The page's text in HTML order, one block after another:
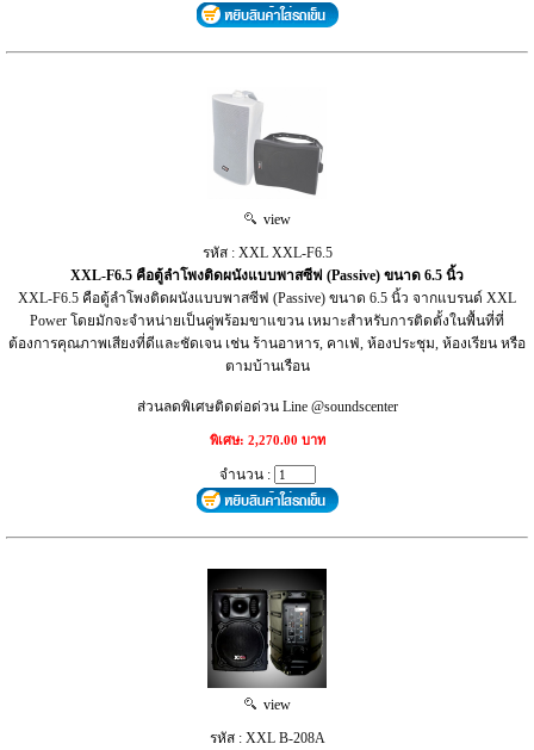
view
รหัส : XXL XXL-F6.5
XXL-F6.5 คือตู้ลำโพงติดผนังแบบพาสซีฟ (Passive) ขนาด 6.5 นิ้ว
XXL-F6.5 คือตู้ลำโพงติดผนังแบบพาสซีฟ (Passive) ขนาด 6.5 นิ้ว จากแบรนด์ XXL
Power โดยมักจะจำหน่ายเป็นคู่พร้อมขาแขวน เหมาะสำหรับการติดตั้งในพื้นที่ที่
ต้องการคุณภาพเสียงที่ดีและชัดเจน เช่น ร้านอาหาร, คาเฟ่, ห้องประชุม, ห้องเรียน หรือ
ตามบ้านเรือน
ส่วนลดพิเศษติดต่อด่วน Line @soundscenter
พิเศษ: 2,270.00 บาท
จำนวน :
view
รหัส : XXL B-208A